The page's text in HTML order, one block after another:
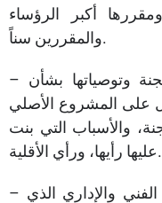
أكبر الرؤساء
والمقررين سناً.
– تقرير اللجنة: هو ملخص عمل اللجنة وتوصياتها بشأن
على المشروع الأصلي
والأسباب التي بنت
عليها رأيها، ورأي الأقلية.
– الأمانة العامة للمجلس: هي الجهاز الفني والإداري الذي